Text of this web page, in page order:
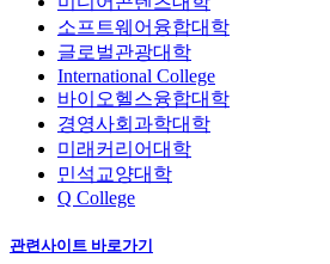
소프트웨어융합대학
글로벌관광대학
International College
바이오헬스융합대학
경영사회과학대학
미래커리어대학
민석교양대학
Q College
관련사이트 바로가기